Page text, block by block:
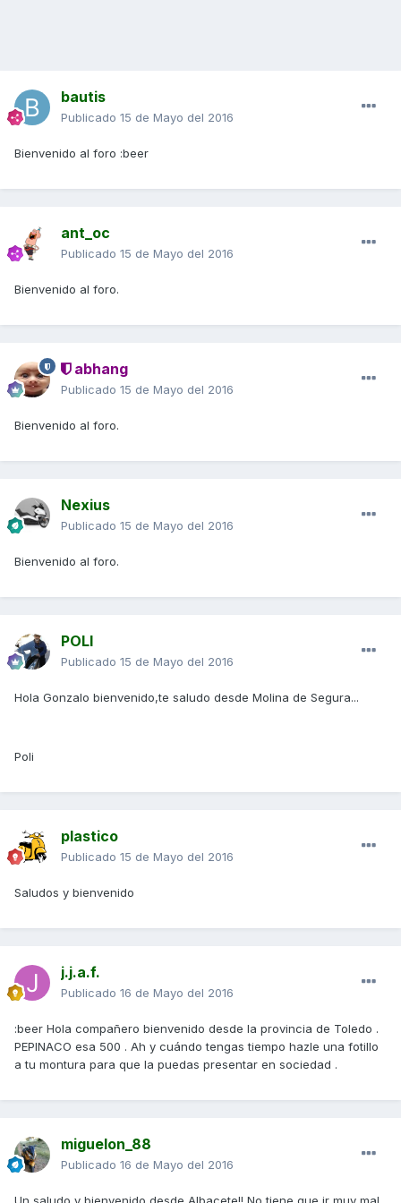
bautis
Publicado 15 de Mayo del 2016
Bienvenido al foro :beer
ant_oc
Publicado 15 de Mayo del 2016
Bienvenido al foro.
abhang
Publicado 15 de Mayo del 2016
Bienvenido al foro.
Nexius
Publicado 15 de Mayo del 2016
Bienvenido al foro.
POLI
Publicado 15 de Mayo del 2016
Hola Gonzalo bienvenido,te saludo desde Molina de Segura...
Poli
plastico
Publicado 15 de Mayo del 2016
Saludos y bienvenido
j.j.a.f.
Publicado 16 de Mayo del 2016
:beer Hola compañero bienvenido desde la provincia de Toledo .
PEPINACO esa 500 . Ah y cuándo tengas tiempo hazle una fotillo
a tu montura para que la puedas presentar en sociedad .
miguelon_88
Publicado 16 de Mayo del 2016